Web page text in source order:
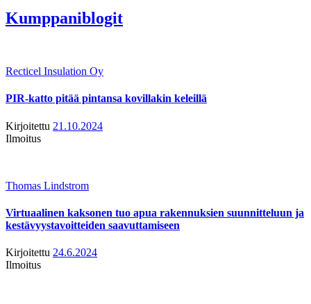
Kumppaniblogit
Recticel Insulation Oy
PIR-katto pitää pintansa kovillakin keleillä
Kirjoitettu 21.10.2024
Ilmoitus
Thomas Lindstrom
Virtuaalinen kaksonen tuo apua rakennuksien suunnitteluun ja
kestävyystavoitteiden saavuttamiseen
Kirjoitettu 24.6.2024
Ilmoitus